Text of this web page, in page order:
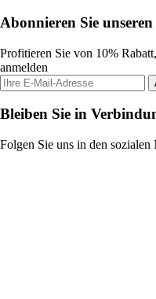
Abonnieren Sie
Profitieren Sie von 10%
anmelden
Bleiben Sie in
Folgen Sie uns in den sozialen